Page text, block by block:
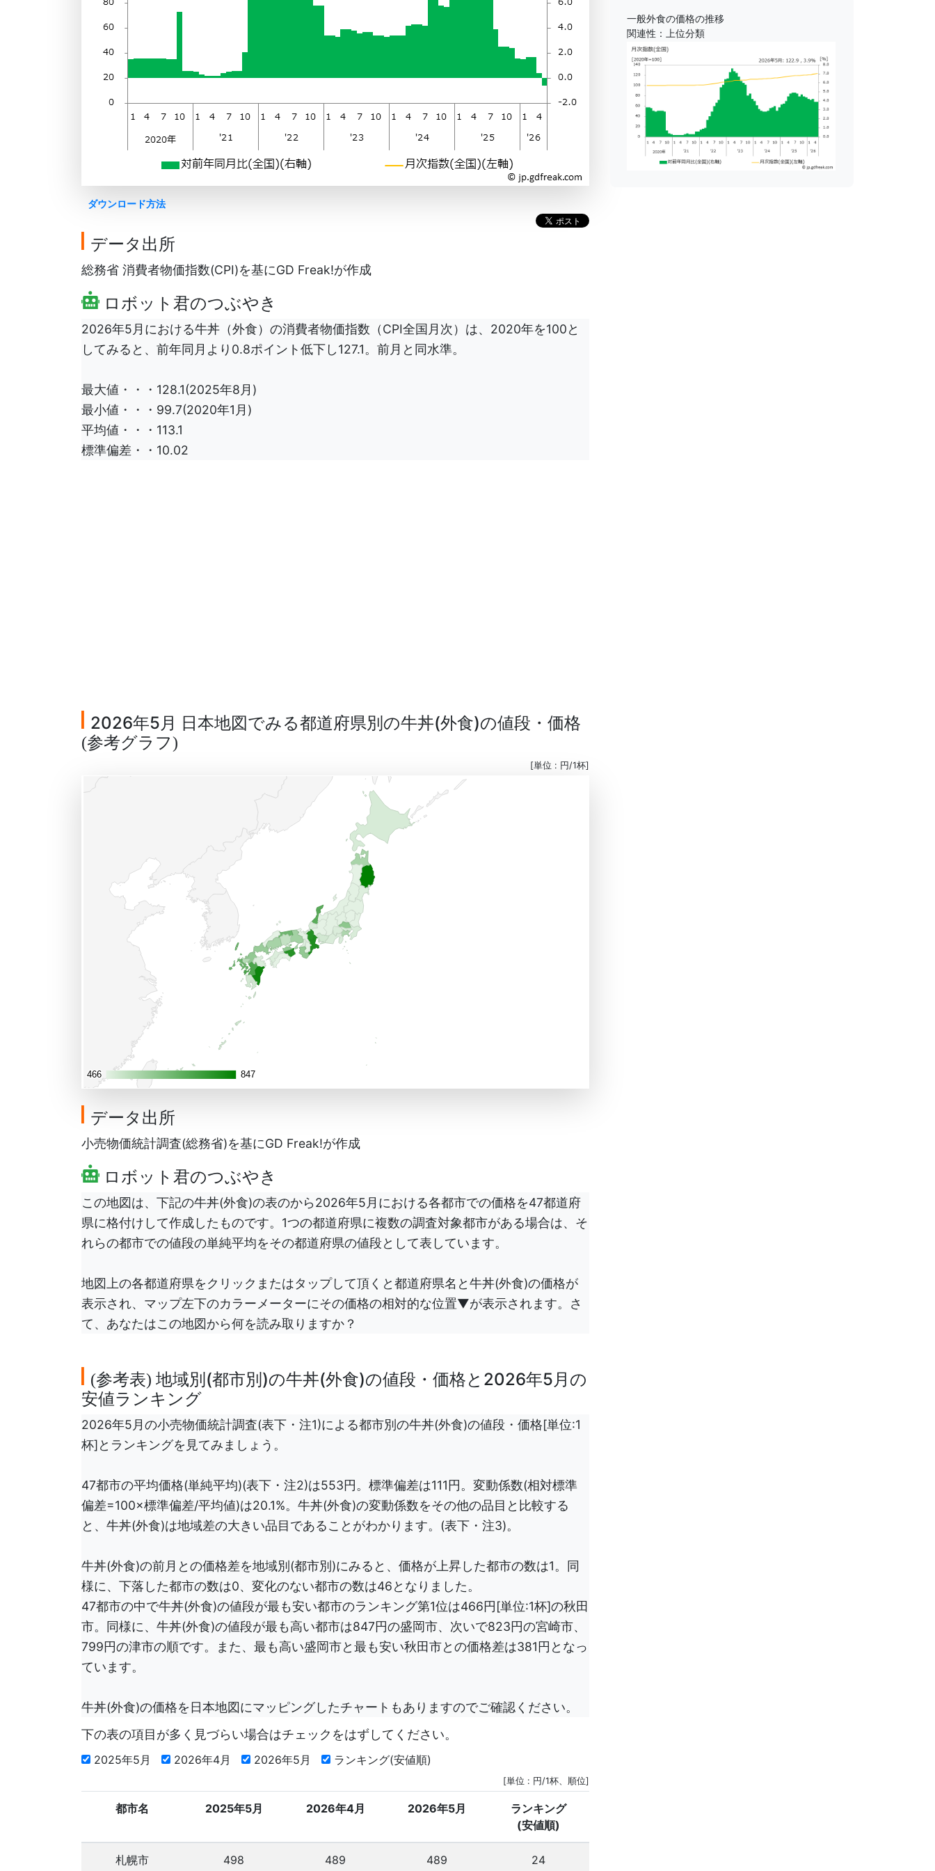
ダウンロード方法
データ出所
総務省 消費者物価指数(CPI)を基にGD Freak!が作成
ロボット君のつぶやき
2026年5月における牛丼（外食）の消費者物価指数（CPI全国月次）は、2020年を100と
してみると、前年同月より0.8ポイント低下し127.1。前月と同水準。
最大値・・・128.1(2025年8月)
最小値・・・99.7(2020年1月)
平均値・・・113.1
標準偏差・・10.02
2026年5月 日本地図でみる都道府県別の牛丼(外食)の値段・価格
(参考グラフ)
[単位 : 円/1杯]
466
466 847
847
データ出所
小売物価統計調査(総務省)を基にGD Freak!が作成
ロボット君のつぶやき
この地図は、下記の牛丼(外食)の表のから2026年5月における各都市での価格を47都道府
県に格付けして作成したものです。1つの都道府県に複数の調査対象都市がある場合は、そ
れらの都市での値段の単純平均をその都道府県の値段として表しています。
地図上の各都道府県をクリックまたはタップして頂くと都道府県名と牛丼(外食)の価格が
表示され、マップ左下のカラーメーターにその価格の相対的な位置▼が表示されます。さ
て、あなたはこの地図から何を読み取りますか？
(参考表) 地域別(都市別)の牛丼(外食)の値段・価格と2026年5月の
安値ランキング
2026年5月の小売物価統計調査(表下・注1)による都市別の牛丼(外食)の値段・価格[単位:1
杯]とランキングを見てみましょう。
47都市の平均価格(単純平均)(表下・注2)は553円。標準偏差は111円。変動係数(相対標準
偏差=100×標準偏差/平均値)は20.1%。牛丼(外食)の変動係数をその他の品目と比較する
と、牛丼(外食)は地域差の大きい品目であることがわかります。(表下・注3)。
牛丼(外食)の前月との価格差を地域別(都市別)にみると、価格が上昇した都市の数は1。同
様に、下落した都市の数は0、変化のない都市の数は46となりました。
47都市の中で牛丼(外食)の値段が最も安い都市のランキング第1位は466円[単位:1杯]の秋田
市。同様に、牛丼(外食)の値段が最も高い都市は847円の盛岡市、次いで823円の宮崎市、
799円の津市の順です。また、最も高い盛岡市と最も安い秋田市との価格差は381円となっ
ています。
牛丼(外食)の価格を日本地図にマッピングしたチャートもありますのでご確認ください。
下の表の項目が多く見づらい場合はチェックをはずしてください。
2025年5月 2026年4月 2026年5月 ランキング(安値順)
[単位 : 円/1杯、順位]
都市名 2025年5月 2026年4月 2026年5月
ランキング
(安値順)
札幌市 498 489 489 24
一般外食の価格の推移
関連性：上位分類